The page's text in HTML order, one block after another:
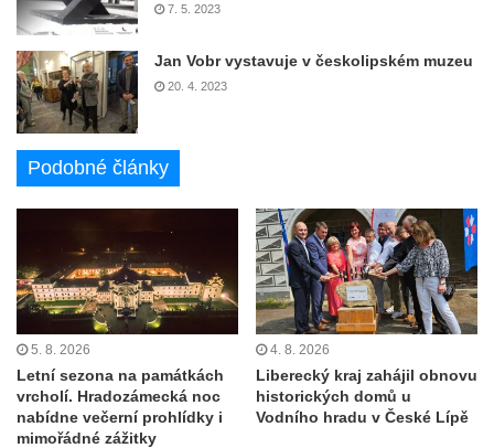
7. 5. 2023
Jan Vobr vystavuje v českolipském muzeu
20. 4. 2023
Podobné články
5. 8. 2026
Letní sezona na památkách
vrcholí. Hradozámecká noc
nabídne večerní prohlídky i
mimořádné zážitky
4. 8. 2026
Liberecký kraj zahájil obnovu
historických domů u
Vodního hradu v České Lípě